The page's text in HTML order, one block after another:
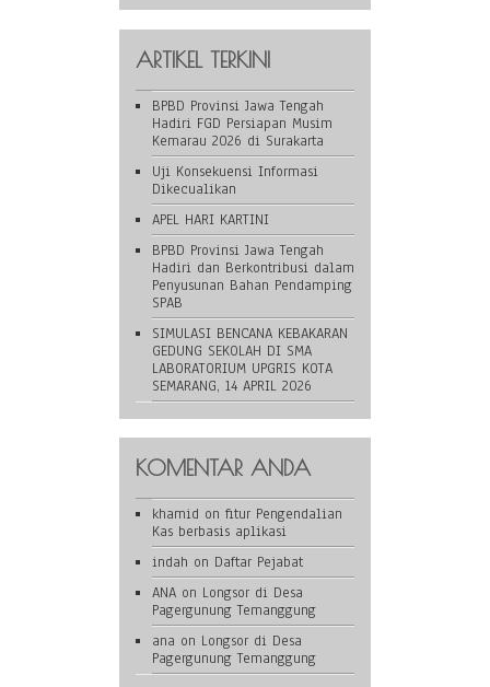
ARTIKEL TERKINI
BPBD Provinsi Jawa Tengah
Hadiri FGD Persiapan Musim
Kemarau 2026 di Surakarta
Uji Konsekuensi Informasi
Dikecualikan
APEL HARI KARTINI
BPBD Provinsi Jawa Tengah
Hadiri dan Berkontribusi dalam
Penyusunan Bahan Pendamping
SPAB
SIMULASI BENCANA KEBAKARAN
GEDUNG SEKOLAH DI SMA
LABORATORIUM UPGRIS KOTA
SEMARANG, 14 APRIL 2026
KOMENTAR ANDA
khamid on fitur Pengendalian
Kas berbasis aplikasi
indah on Daftar Pejabat
ANA on Longsor di Desa
Pagergunung Temanggung
ana on Longsor di Desa
Pagergunung Temanggung